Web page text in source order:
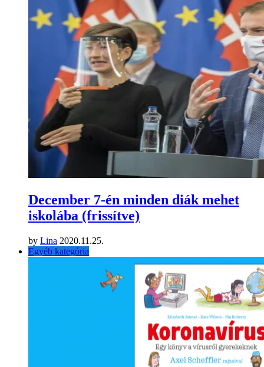
December 7-én minden diák mehet
iskolába (frissítve)
by Lina 2020.11.25.
Egyéb kategória